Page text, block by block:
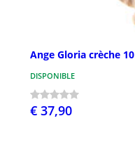
Ange Gloria crèche
DISPONIBLE
€ 37,90